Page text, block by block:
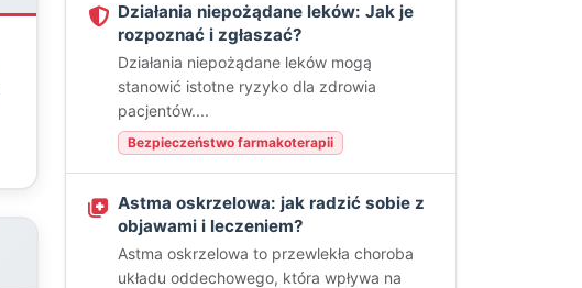
Działania niepożądane leków: Jak je
rozpoznać i zgłaszać?
Działania niepożądane leków mogą
stanowić istotne ryzyko dla zdrowia
pacjentów....
Bezpieczeństwo farmakoterapii
Astma oskrzelowa: jak radzić sobie z
objawami i leczeniem?
Astma oskrzelowa to przewlekła choroba
układu oddechowego, która wpływa na